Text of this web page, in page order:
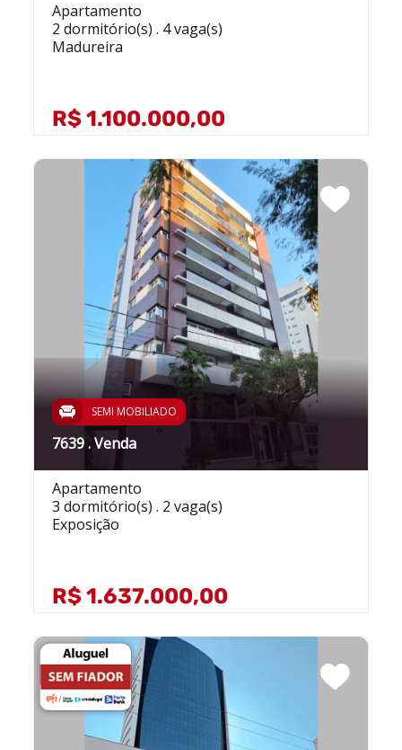
Apartamento
2 dormitório(s) . 4 vaga(s)
Madureira
R$ 1.100.000,00
SEMI MOBILIADO
7639 . Venda
Apartamento
3 dormitório(s) . 2 vaga(s)
Exposição
R$ 1.637.000,00